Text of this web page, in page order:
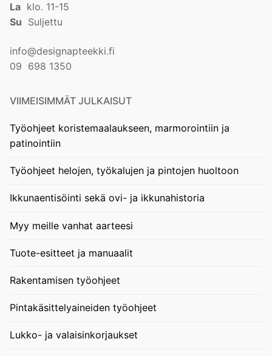
La klo. 11-15
Su Suljettu
info@designapteekki.fi
09 698 1350
VIIMEISIMMÄT JULKAISUT
Työohjeet koristemaalaukseen, marmorointiin ja
patinointiin
Työohjeet helojen, työkalujen ja pintojen huoltoon
Ikkunaentisöinti sekä ovi- ja ikkunahistoria
Myy meille vanhat aarteesi
Tuote-esitteet ja manuaalit
Rakentamisen työohjeet
Pintakäsittelyaineiden työohjeet
Lukko- ja valaisinkorjaukset